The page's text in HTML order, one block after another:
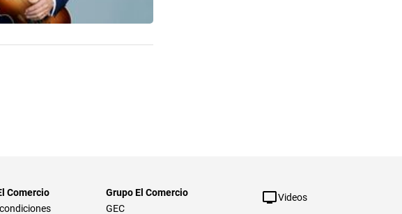
Comercio
Grupo El Comercio
GEC
Videos